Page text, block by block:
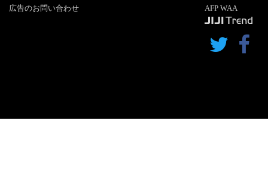
広告のお問い合わせ
AFP WAA